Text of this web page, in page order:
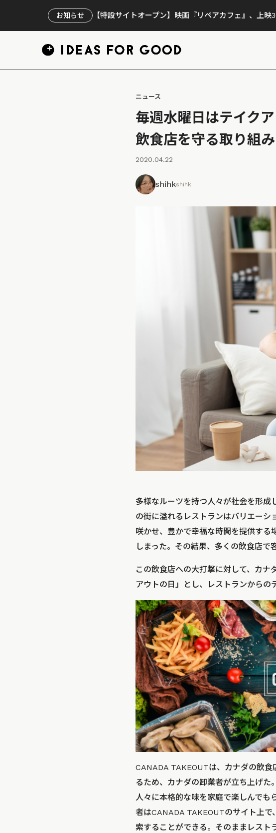
お知らせ 【特設サイトオープン】映画『リペアカフェ』、上
ニュース
毎週水曜日はテイク
飲食店を守る取り組み
2020.04.22
shihkshihk
多様なルーツを持つ人々が社会を形
の街に溢れるレストランはバリエーシ
咲かせ、豊かで幸福な時間を提供する
しまった。その結果、多くの飲食店で
この飲食店への大打撃に対して、カナ
アウトの日」とし、レストランからの
CANADA TAKEOUTは、カナダの飲
るため、カナダの卸業者が立ち上げた
人々に本格的な味を家庭で楽しんでも
者はCANADA TAKEOUTのサイト上
索することができる。そのままレスト